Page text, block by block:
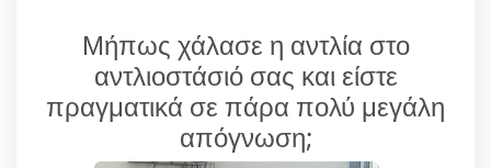
Μήπως χάλασε η αντλία στο
αντλιοστάσιό σας και είστε
πραγματικά σε πάρα πολύ μεγάλη
απόγνωση;